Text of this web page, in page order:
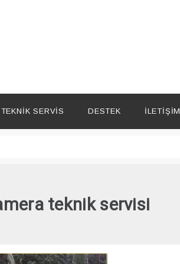
TEKNİK SERVİS DESTEK İLETIŞIM
teknik servisi